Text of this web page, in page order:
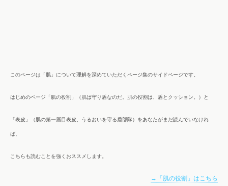
このページは「肌」について理解を深めていただくページ集のサイドページです。
はじめのページ「肌の役割」（肌は守り盾なのだ。肌の役割は、盾とクッション。）と
「表皮」（肌の第一層目表皮、うるおいを守る盾部隊）をあなたがまだ読んでいなけれ
ば、
こちらも読むことを強くおススメします。
→「肌の役割」はこちら